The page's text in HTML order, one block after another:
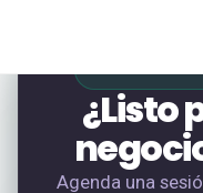
¿Listo
Agenda una